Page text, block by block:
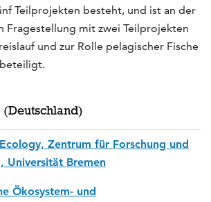
Teilprojekten besteht, und ist an der
Fragestellung mit zwei Teilprojekten
und zur Rolle pelagischer Fische
Zentrum für Forschung und
Universität Bremen
Ökosystem- und